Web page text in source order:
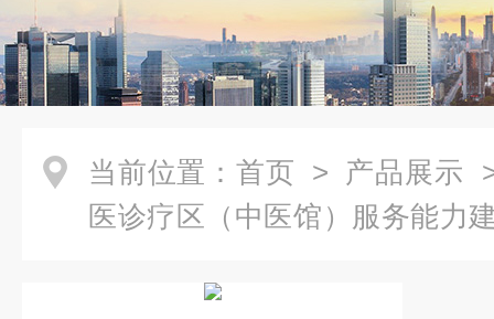
当前位置： 首页 > 产品展示
医诊疗区（中医馆）服务能力